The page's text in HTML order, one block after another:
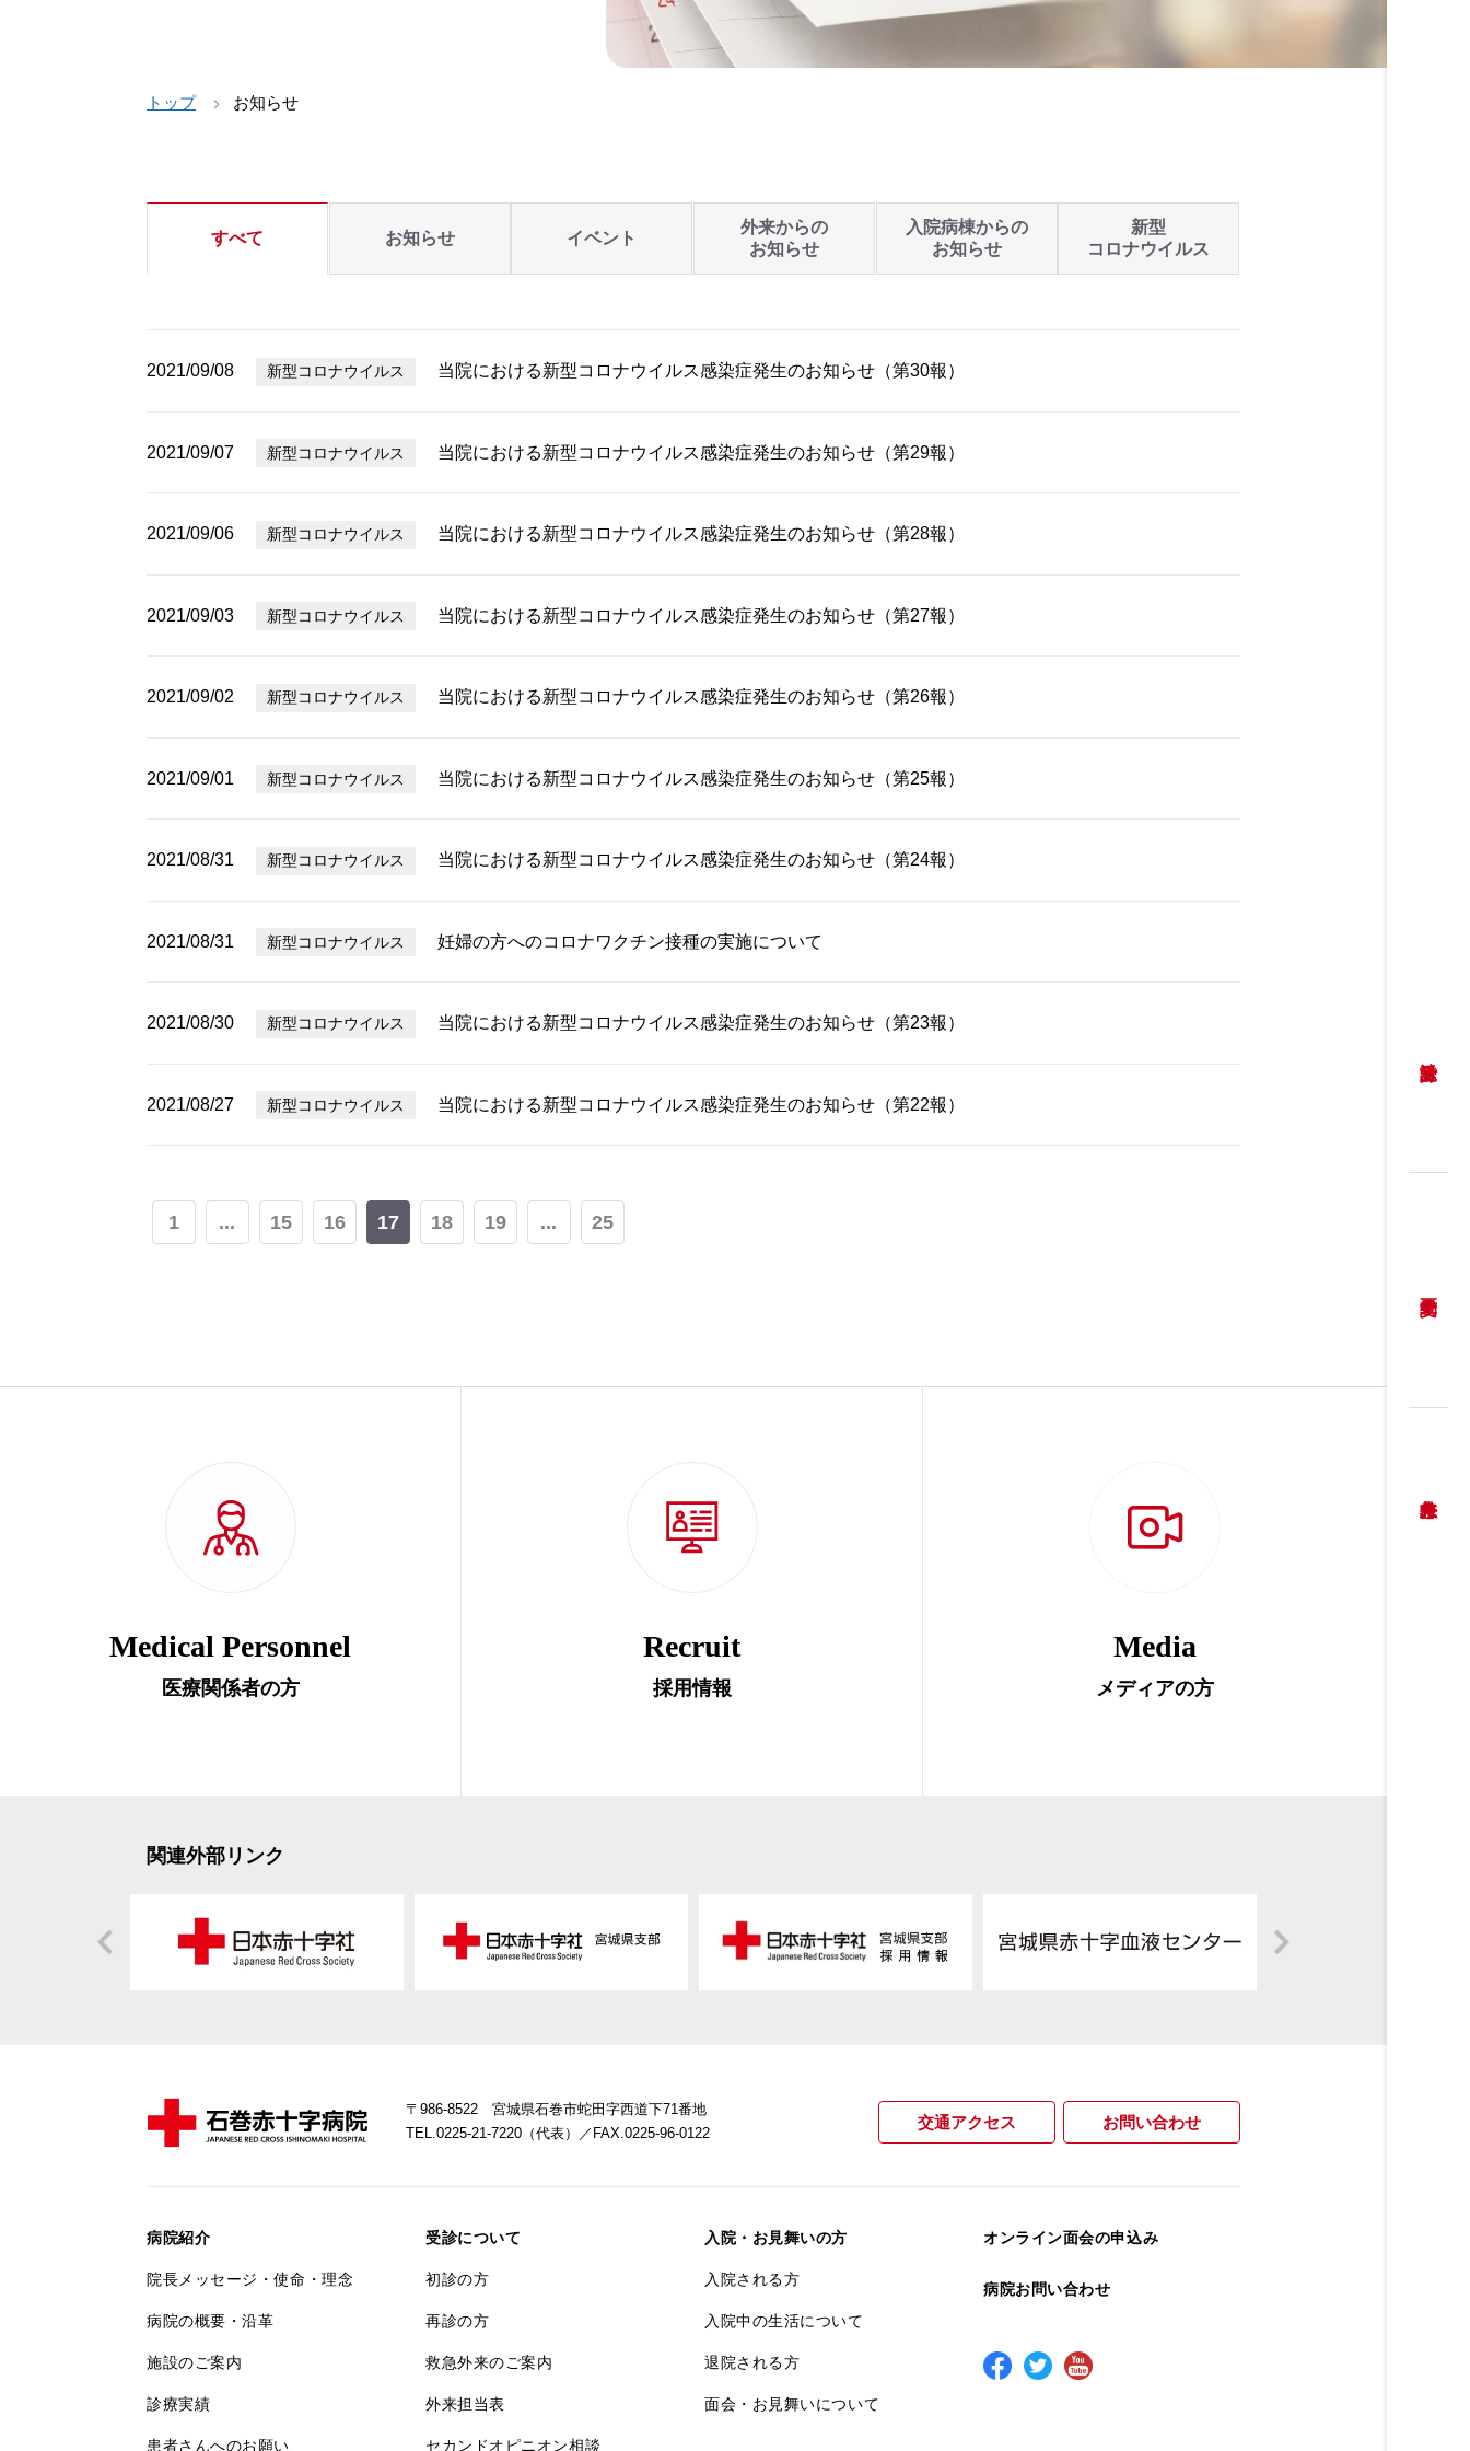
トップ お知らせ
すべて お知らせ イベント
外来からの
お知らせ
入院病棟からの
お知らせ
新型
コロナウイルス
2021/09/08 新型コロナウイルス 当院における新型コロナウイルス感染症発生のお知らせ（第30報）
2021/09/07 新型コロナウイルス 当院における新型コロナウイルス感染症発生のお知らせ（第29報）
2021/09/06 新型コロナウイルス 当院における新型コロナウイルス感染症発生のお知らせ（第28報）
2021/09/03 新型コロナウイルス 当院における新型コロナウイルス感染症発生のお知らせ（第27報）
2021/09/02 新型コロナウイルス 当院における新型コロナウイルス感染症発生のお知らせ（第26報）
2021/09/01 新型コロナウイルス 当院における新型コロナウイルス感染症発生のお知らせ（第25報）
2021/08/31 新型コロナウイルス 当院における新型コロナウイルス感染症発生のお知らせ（第24報）
2021/08/31 新型コロナウイルス 妊婦の方へのコロナワクチン接種の実施について
2021/08/30 新型コロナウイルス 当院における新型コロナウイルス感染症発生のお知らせ（第23報）
2021/08/27 新型コロナウイルス 当院における新型コロナウイルス感染症発生のお知らせ（第22報）
1 ... 15 16 17 18 19 ... 25
Medical Personnel
医療関係者の方
Recruit
採用情報
Media
メディアの方
関連外部リンク
〒986-8522 宮城県石巻市蛇田字西道下71番地
TEL.0225-21-7220（代表）
／FAX.0225-96-0122
交通アクセス お問い合わせ
病院紹介
院長メッセージ・使命・理念
病院の概要・沿革
施設のご案内
診療実績
患者さんへのお願い
受診について
初診の方
再診の方
救急外来のご案内
外来担当表
セカンドオピニオン相談
入院・お見舞いの方
入院される方
入院中の生活について
退院される方
面会・お見舞いについて
オンライン面会の申込み
病院お問い合わせ